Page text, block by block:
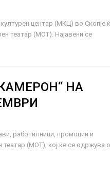
центар (МКЦ) во Скопје
театар (МОТ). Најавени се
НА
работилници, промоции и
(МОТ), кој ќе се одржува